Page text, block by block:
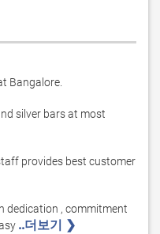
Bangalore.
silver bars at most
provides best customer
dedication , commitment
..더보기 ❯